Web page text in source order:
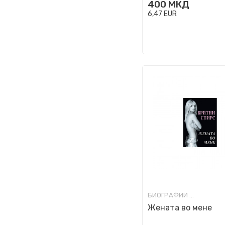
400 МКД
6,47 EUR
БИОГРАФИИ И МЕМОАРИ
Жената во мене